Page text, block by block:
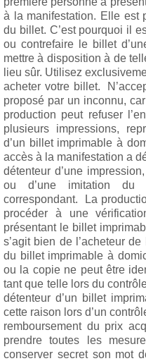
à la manifestation. Elle est
du billet. C’est pourquoi il
ou contrefaire le billet
mettre à disposition à de
lieu sûr. Utilisez
acheter votre billet.
proposé par un inconnu,
production peut refuser
plusieurs impressions,
d’un billet imprimable à
accès à la manifestation a
détenteur d’une
ou d’une imitation du
correspondant. La
procéder à une
présentant le billet
s’agit bien de l’acheteur
du billet imprimable à
ou la copie ne peut être
tant que telle lors du
détenteur d’un billet
cette raison lors d’un
remboursement du prix
prendre toutes les
conserver secret son mot